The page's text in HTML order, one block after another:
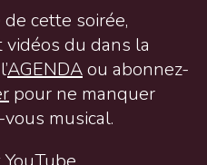
de cette soirée,
du dans la
AGENDAou abonnez-
pour ne manquer
musical.